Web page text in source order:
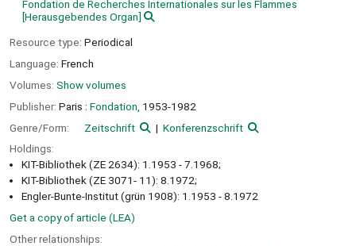
Fondation de Recherches Internationales sur les Flammes
[Herausgebendes Organ]
Resource type: Periodical
Language: French
Volumes: Show volumes
Publisher: Paris : Fondation, 1953-1982
Genre/Form:
Zeitschrift
Konferenzschrift
Holdings:
KIT-Bibliothek (ZE 2634): 1.1953 - 7.1968;
KIT-Bibliothek (ZE 3071- 11): 8.1972;
Engler-Bunte-Institut (grün 1908): 1.1953 - 8.1972
Get a copy of article (LEA)
Other relationships: